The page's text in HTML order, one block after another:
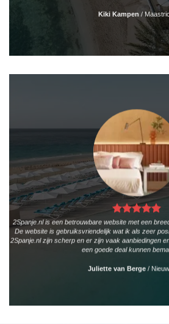
Kiki Kampen /
2Spanje.nl is een betrouwbare website met een
De website is gebruiksvriendelijk wat ik als zeer
2Spanje.nl zijn scherp en er zijn vaak aanbiedingen
een goede deal kunnen
Juliette van Berge /